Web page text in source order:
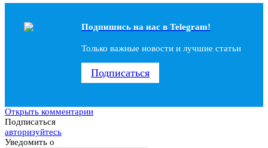
Подпишись на наc в Telegram!
Только важные новости и лучшие статьи
Подписаться
Открыть комментарии
Подписаться
авторизуйтесь
Уведомить о